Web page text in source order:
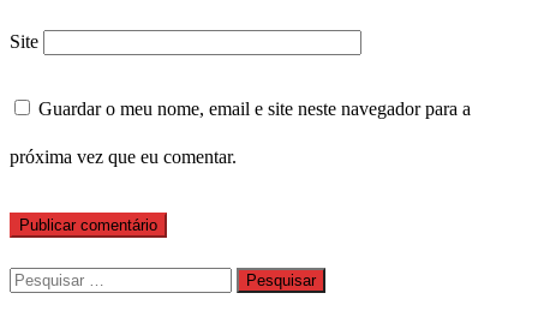
Site
Guardar o meu nome, email e site neste navegador para a
próxima vez que eu comentar.
Pesquisar
por: